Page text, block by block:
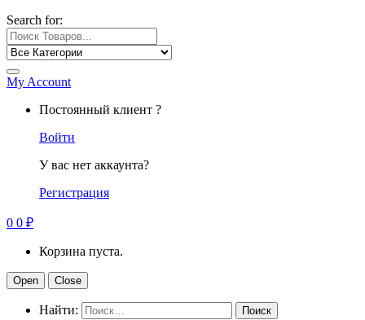
Search for:
My Account
Постоянный клиент ?
Войти
У вас нет аккаунта?
Регистрация
0 0 ₽
Корзина пуста.
Open Close
Найти: